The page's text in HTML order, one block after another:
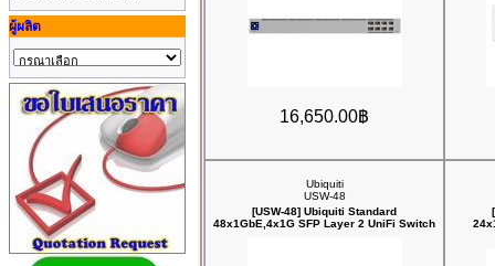
ผู้ผลิต
16,650.00฿
Ubiquiti
USW-48
[USW-48] Ubiquiti Standard
48x1GbE,4x1G SFP Layer 2 UniFi Switch